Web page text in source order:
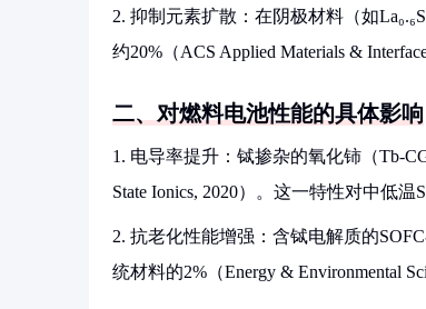
2. 抑制元素扩散：在阴极材料（如
约20%（ACS Applied Materials &
二、对燃料电池性能的具体影响
1. 电导率提升：铽掺杂的氧化铈（Tb-
State Ionics, 2020）。这一特性对中低温
2. 抗老化性能增强：含铽电解质的
统材料的2%（Energy & Environmental